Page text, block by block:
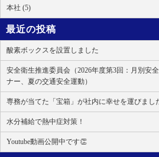
本社 (5)
最近の投稿
酸素ボックスを設置しました
安全衛生推進委員会（2026年度第3回：月別安
ナー、夏の交通安全運動）
専務が当てた「宝箱」が社内に幸せを運びまし
水分補給で熱中症対策！
Youtube動画公開中です👏